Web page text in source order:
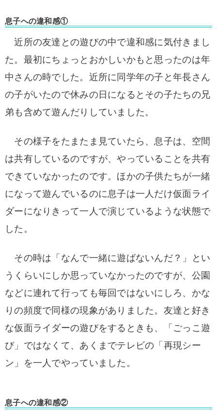
息子への違和感①
近所の友達との遊びの中で違和感に気付きまし
た。 最初にちょっとおかしいかもと思ったのは年
中さんの時でした。近所に同学年の子と年長さん
の子がいたので休みの日になるとその子たちの兄
弟も含めて遊んだりしていました。
その様子をたまたま見ていたら、息子は、空間
は共有しているのですが、やっていることを共有
できていなかったのです。ほかの子供たちが一緒
になって遊んでいるのに息子は一人だけ仮面ライ
ダーになりきって一人で演じているような状態で
した。
その時は「なんで一緒に遊ばないんだ？」とい
うくらいにしか思っていなかったのですが、公園
などに連れて行っても毎回ではないにしろ、かな
りの頻度で同様の現象がありました。友達と好き
な仮面ライダーの遊びをするときも、「ごっこ遊
び」ではなくて、あくまでテレビの「再現シー
ン」を一人でやっていました。
息子への違和感②